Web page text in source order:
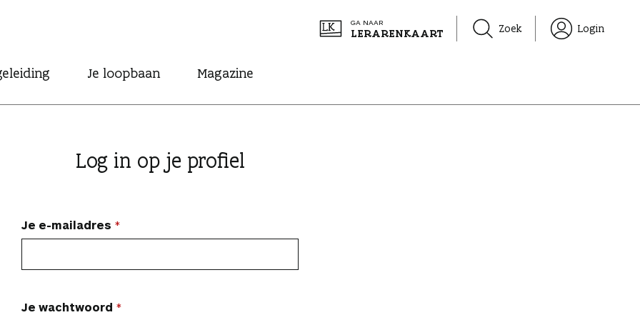
GA NAAR
LERARENKAART Zoek Login
Je loopbaan Magazine
Log in op je profiel
Je e-mailadres
Je wachtwoord